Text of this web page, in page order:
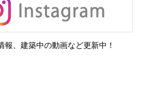
報、建築中の動画など更新中！